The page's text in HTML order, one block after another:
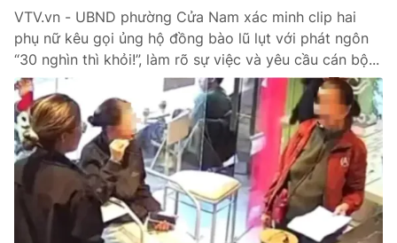
VTV.vn - UBND phường Cửa Nam xác minh clip hai
phụ nữ kêu gọi ủng hộ đồng bào lũ lụt với phát ngôn
“30 nghìn thì khỏi!”, làm rõ sự việc và yêu cầu cán bộ...